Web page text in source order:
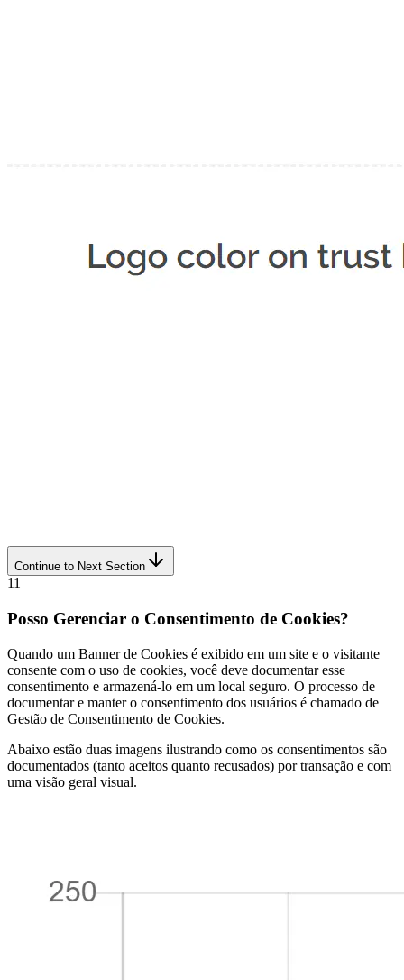
Continue to Next Section
11
Posso Gerenciar o Consentimento de Cookies?
Quando um Banner de Cookies é exibido em um site e o visitante
consente com o uso de cookies, você deve documentar esse
consentimento e armazená-lo em um local seguro. O processo de
documentar e manter o consentimento dos usuários é chamado de
Gestão de Consentimento de Cookies.
Abaixo estão duas imagens ilustrando como os consentimentos são
documentados (tanto aceitos quanto recusados) por transação e com
uma visão geral visual.